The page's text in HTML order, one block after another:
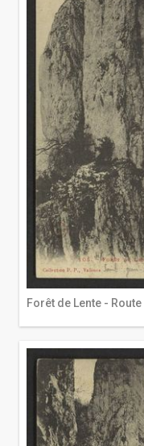
Forêt de Lente - Route